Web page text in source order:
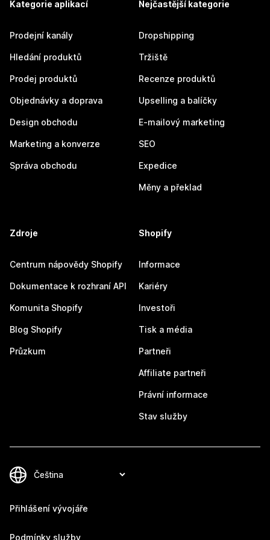
Kategorie aplikací
Prodejní kanály
Hledání produktů
Prodej produktů
Objednávky a doprava
Design obchodu
Marketing a konverze
Správa obchodu
Nejčastější kategorie
Dropshipping
Tržiště
Recenze produktů
Upselling a balíčky
E-mailový marketing
SEO
Expedice
Měny a překlad
Zdroje
Centrum nápovědy Shopify
Dokumentace k rozhraní API
Komunita Shopify
Blog Shopify
Průzkum
Shopify
Informace
Kariéry
Investoři
Tisk a média
Partneři
Affiliate partneři
Právní informace
Stav služby
Přihlášení vývojáře
Podmínky služby